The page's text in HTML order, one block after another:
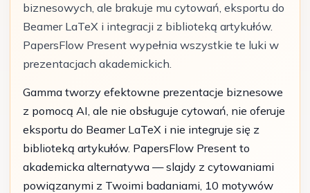
biznesowych, ale brakuje mu cytowań, eksportu do
Beamer LaTeX i integracji z biblioteką artykułów.
PapersFlow Present wypełnia wszystkie te luki w
prezentacjach akademickich.
Gamma tworzy efektowne prezentacje biznesowe
z pomocą AI, ale nie obsługuje cytowań, nie oferuje
eksportu do Beamer LaTeX i nie integruje się z
biblioteką artykułów. PapersFlow Present to
akademicka alternatywa — slajdy z cytowaniami
powiązanymi z Twoimi badaniami, 10 motywów